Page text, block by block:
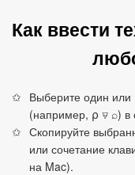
Как ввести
Выберите один или
(например, ⍴ ⍫ ⌕) в
Скопируйте
или сочетание
на Mac).